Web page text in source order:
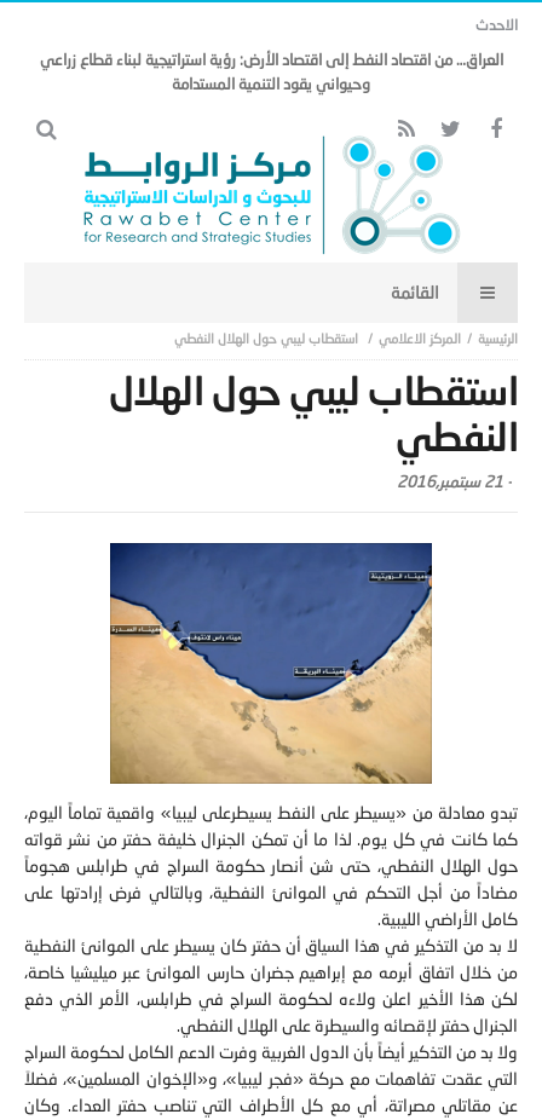
الاحدث
العراق… من اقتصاد النفط إلى اقتصاد الأرض: رؤية استراتيجية لبناء قطاع زراعي
وحيواني يقود التنمية المستدامة
المركز الاعلامي استقطاب ليبي حول الهلال النفطي
استقطاب ليبي حول الهلال
النفطي
- 21 سبتمبر,2016
تبدو معادلة من «يسيطر على النفط يسيطرعلى ليبيا» واقعية تماماً اليوم،
كما كانت في كل يوم. لذا ما أن تمكن الجنرال خليفة حفتر من نشر قواته
حول الهلال النفطي، حتى شن أنصار حكومة السراج في طرابلس هجوماً
مضاداً من أجل التحكم في الموانئ النفطية، وبالتالي فرض إرادتها على
كامل الأراضي الليبية.
لا بد من التذكير في هذا السياق أن حفتر كان يسيطر على الموانئ النفطية
من خلال اتفاق أبرمه مع إبراهيم جضران حارس الموانئ عبر ميليشيا خاصة،
لكن هذا الأخير اعلن ولاءه لحكومة السراج في طرابلس، الأمر الذي دفع
الجنرال حفتر لإقصائه والسيطرة على الهلال النفطي.
ولا بد من التذكير أيضاً بأن الدول الغربية وفرت الدعم الكامل لحكومة السراج
التي عقدت تفاهمات مع حركة «فجر ليبيا»، و«الإخوان المسلمين»، فضلاَ
عن مقاتلي مصراتة، أي مع كل الأطراف التي تناصب حفتر العداء. وكان